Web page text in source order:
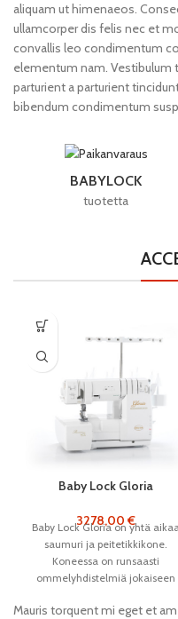
aliquam ut himenaeos.
ullamcorper dis felis nec et
convallis leo condimentum
elementum nam.
parturient a parturient
bibendum condimentum
BABYLOCK
tuotetta
Baby Lock Gloria
3278,00€
Baby Lock Gloria on yhtä
saumuri ja peitetikkikone.
Koneessa on runsaasti
ommelyhdistelmiä jokaiseen
onnistuu helposti
Mauris torquent mi eget et